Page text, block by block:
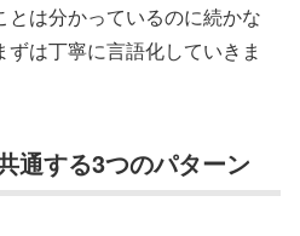
は分かっているのに続かな
は丁寧に言語化していきま
通する3つのパターン